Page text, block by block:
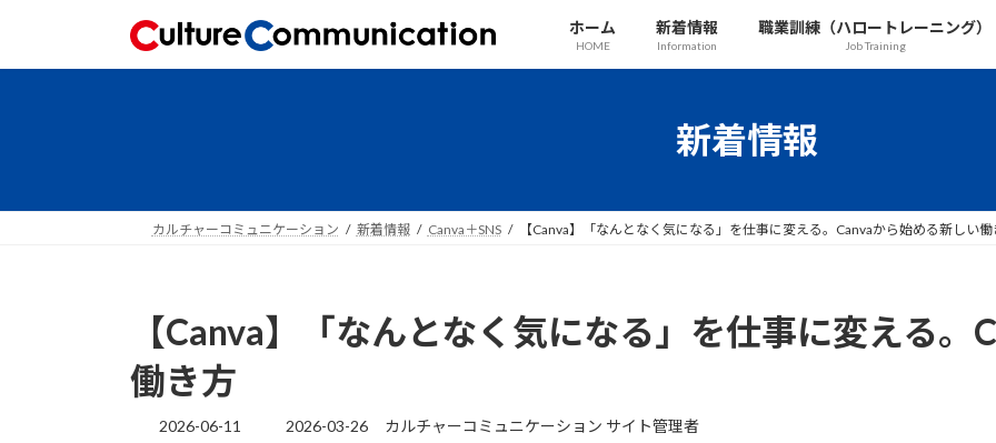
テ
ゲ
ホーム
HOME
新着情報
Information
職業訓練（ハロートレーニング）
Job Training
新着情報
カルチャーコミュニケーション 新着情報 Canva＋SNS 【Canva】「なんとなく気になる」を仕事に変える。Canvaから始める新しい働
【Canva】「なんとなく気になる」を仕事に変える
働き方
2026-06-11
最
2026-03-26 カルチャーコミュニケーション サイト管理者